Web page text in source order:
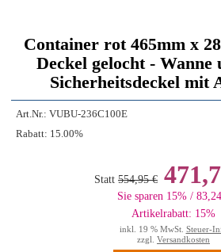
Container rot 465mm x
Deckel gelocht - Wanne
Sicherheitsdeckel mit
Art.Nr.: VUBU-236C100E
Rabatt: 15.00%
Statt 554,95 €
Sie sparen 15% /
Artikelrabatt: 15%
inkl. 19 % MwSt. Steuer-
zzgl. Versandkosten